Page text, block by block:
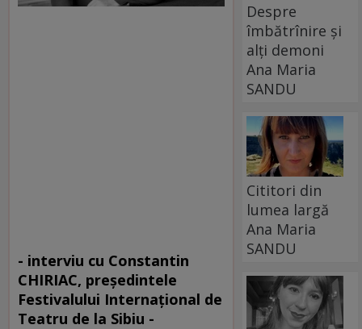
- interviu cu Constantin
CHIRIAC, preşedintele
Festivalului Internaţional de
Teatru de la Sibiu -
Despre
îmbătrînire și
alți demoni
Ana Maria
SANDU
Cititori din
lumea largă
Ana Maria
SANDU